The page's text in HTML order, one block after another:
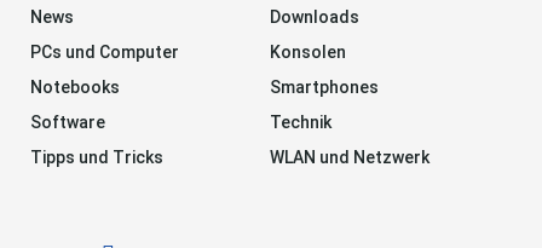
News
Downloads
PCs und Computer
Konsolen
Notebooks
Smartphones
Software
Technik
Tipps und Tricks
WLAN und Netzwerk